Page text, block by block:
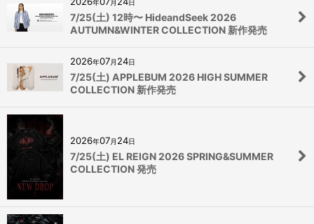
年 月 日
7/25(土) 12時〜 HideandSeek 2026
AUTUMN&WINTER COLLECTION 新作発売
2026年07月 24日
7/25(土) APPLEBUM 2026 HIGH SUMMER
COLLECTION 新作発売
2026年07月 24日
7/25(土) EL REIGN 2026 SPRING&SUMMER
COLLECTION 発売